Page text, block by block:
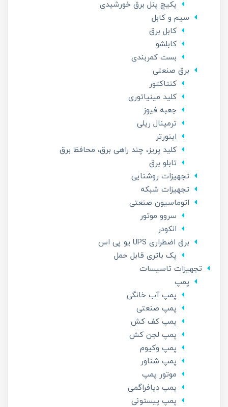
پکیچ پنل برق خورشیدی
سیم و کابل
کابل برق
کابلشو
بست کمربندی
برق صنعتی
کنتاکتور
کلید مینیاتوری
جعبه فیوز
ترمینال ریلی
اینورتر
کلید پریز، چند راهی برق، محافظ برق
تابلو برق
تجهیزات روشنایی
تجهیزات شبکه
اتوماسیون صنعتی
سروو موتور
انکودر
برق اضطراری UPS یو پی اس
پک باتری قابل حمل
تجهیزات تاسیسات
پمپ
پمپ آب خانگی
پمپ صنعتی
پمپ کف کش
پمپ لجن کش
پمپ وکیوم
پمپ شناور
موتور پمپ
پمپ دیافراگمی
پمپ پیستونی